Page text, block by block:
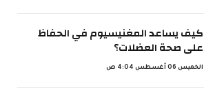
كيف يساعد المغنيسيوم في الحفاظ
على صحة العضلات؟
الخميس 06 أغسطس 4:04 ص